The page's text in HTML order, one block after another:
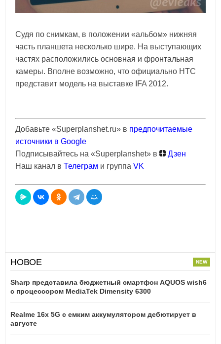
Судя по снимкам, в положении «альбом» нижняя
часть планшета несколько шире. На выступающих
частях расположились основная и фронтальная
камеры. Вполне возможно, что официально НТС
представит модель на выставке IFA 2012.
Добавьте «Superplanshet.ru» в предпочитаемые
источники в Google
Подписывайтесь на «Superplanshet» в
Дзен
Наш канал в Телеграм и группа VK
НОВОЕ
Sharp представила бюджетный смартфон AQUOS wish6
с процессором MediaTek Dimensity 6300
Realme 16x 5G с емким аккумулятором дебютирует в
августе